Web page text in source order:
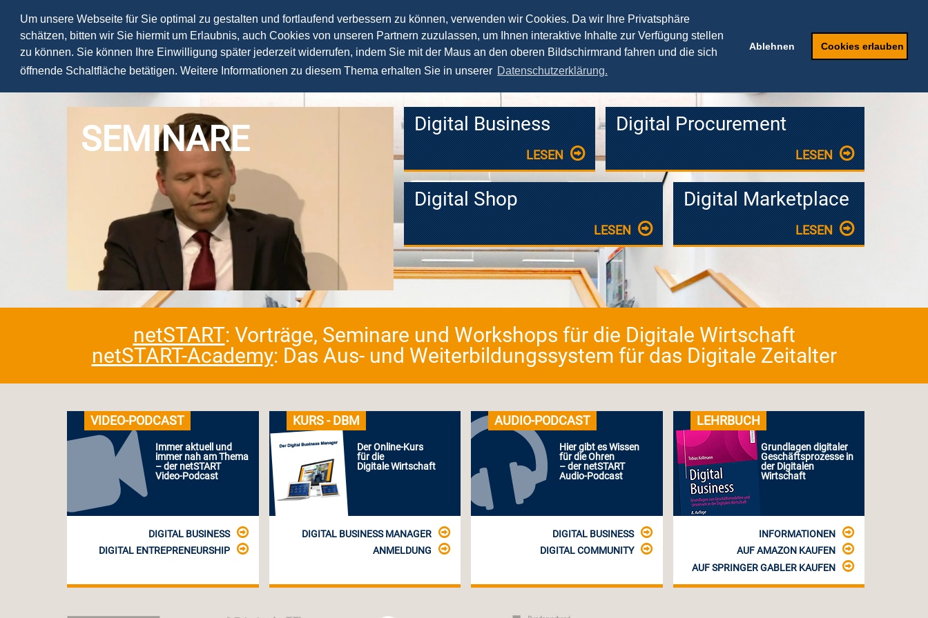
Um unsere Webseite für Sie optimal zu gestalten und fortlaufend verbessern zu können, verwenden wir Cookies. Da wir Ihre Privatsphäre
schätzen, bitten wir Sie hiermit um Erlaubnis, auch Cookies von unseren Partnern zuzulassen, um Ihnen interaktive Inhalte zur Verfügung stellen
zu können. Sie können Ihre Einwilligung später jederzeit widerrufen, indem Sie mit der Maus an den oberen Bildschirmrand fahren und die sich
öffnende Schaltfläche betätigen. Weitere Informationen zu diesem Thema erhalten Sie in unserer Datenschutzerklärung.
Ablehnen Cookies erlauben
News Vorträge Seminare Fernstudium Speaker Anfragen
SEMINARE LESEN
Digital Business
LESEN
Digital Procurement
LESEN
Digital Shop
LESEN
Digital Marketplace
netSTART: Vorträge, Seminare und Workshops für die Digitale Wirtschaft
netSTART-Academy: Das Aus- und Weiterbildungssystem für das Digitale Zeitalter
VIDEO-PODCAST
Immer aktuell und
immer nah am Thema
– der netSTART
Video-Podcast
DIGITAL BUSINESS
DIGITAL ENTREPRENEURSHIP
KURS - DBM
Der Online-Kurs
für die
Digitale Wirtschaft
DIGITAL BUSINESS MANAGER
ANMELDUNG
AUDIO-PODCAST
Hier gibt es Wissen
für die Ohren
– der netSTART
Audio-Podcast
DIGITAL BUSINESS
DIGITAL COMMUNITY
LEHRBUCH
Grundlagen digitaler
Geschäftsprozesse in
der Digitalen
Wirtschaft
INFORMATIONEN
AUF AMAZON KAUFEN
AUF SPRINGER GABLER KAUFEN